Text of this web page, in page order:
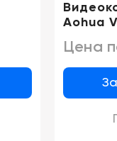
Aohua
Цена